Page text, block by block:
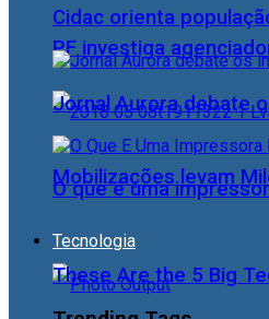
PF investiga
Mobilizações levam
Tecnologia
Cidac orienta
Jornal Aurora debate
O que é uma
These Are the 5 Big